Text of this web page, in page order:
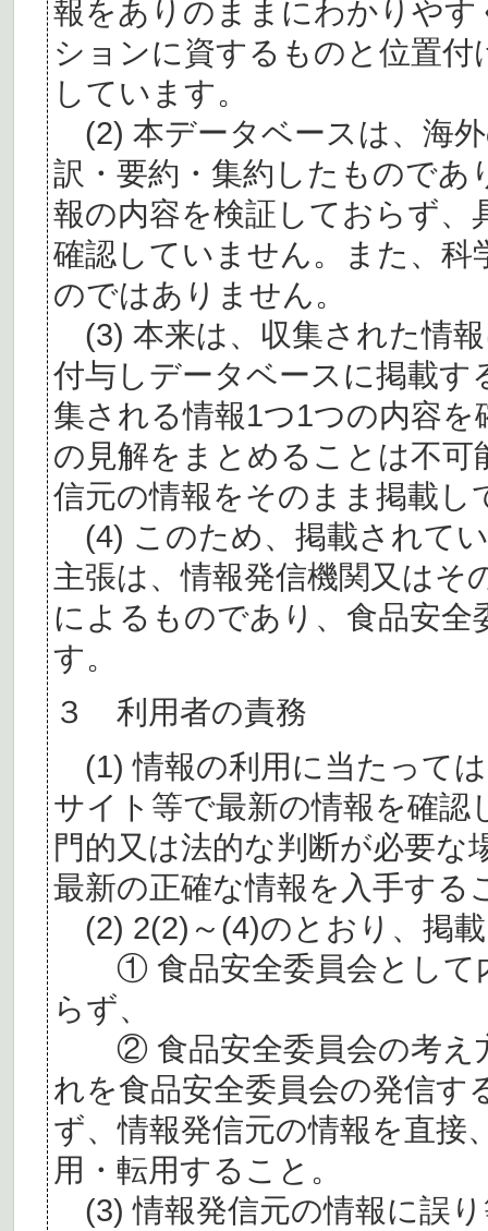
報をありのままにわかりや
ションに資するものと位置
しています。
(2) 本データベースは、海
訳・要約・集約したものであ
報の内容を検証しておらず、
確認していません。また、
のではありません。
(3) 本来は、収集された情
付与しデータベースに掲載
集される情報1つ1つの内容
の見解をまとめることは不
信元の情報をそのまま掲載し
(4) このため、掲載されて
主張は、情報発信機関又はそ
によるものであり、食品安
す。
３ 利用者の責務
(1) 情報の利用に当たって
サイト等で最新の情報を確認
門的又は法的な判断が必要
最新の正確な情報を入手する
(2) 2(2)～(4)のとおり、掲
① 食品安全委員会として
らず、
② 食品安全委員会の考え
れを食品安全委員会の発信す
ず、情報発信元の情報を直接
用・転用すること。
(3) 情報発信元の情報に誤